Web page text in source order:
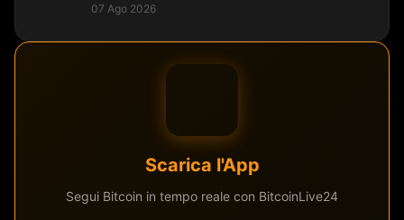
07 Ago 2026
Scarica l'App
Segui Bitcoin in tempo reale con BitcoinLive24